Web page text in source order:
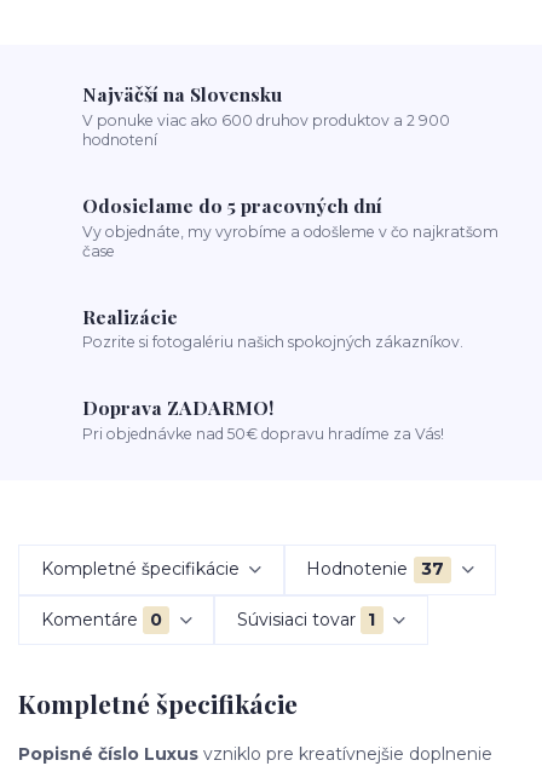
Najväčší na Slovensku
V ponuke viac ako 600 druhov produktov a 2 900
hodnotení
Odosielame do 5 pracovných dní
Vy objednáte, my vyrobíme a odošleme v čo najkratšom
čase
Realizácie
Pozrite si fotogalériu našich spokojných zákazníkov.
Doprava ZADARMO!
Pri objednávke nad 50€ dopravu hradíme za Vás!
Kompletné špecifikácie Hodnotenie 37
Komentáre 0 Súvisiaci tovar 1
Kompletné špecifikácie
Popisné číslo Luxus vzniklo pre kreatívnejšie doplnenie